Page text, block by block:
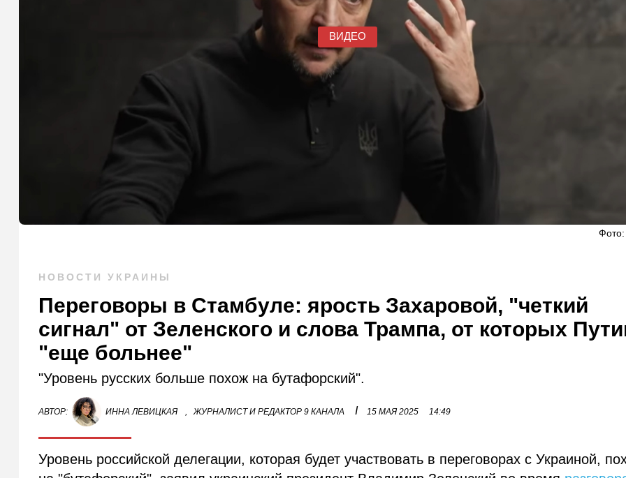
ВИДЕО
Фото:
НОВОСТИ УКРАИНЫ
Переговоры в Стамбуле: ярость Захаровой, "четкий
сигнал" от Зеленского и слова Трампа, от которых
"еще больнее"
"Уровень русских больше похож на бутафорский".
АВТОР: ИННА ЛЕВИЦКАЯ , ЖУРНАЛИСТ И РЕДАКТОР 9 КАНАЛА I 15 МАЯ 2025 14:49
Уровень российской делегации, которая будет участвовать в переговорах с Украиной,